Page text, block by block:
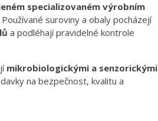
specializovaném výrobním
Používané suroviny a obaly pocházejí
a podléhají pravidelné kontrole
mikrobiologickými a senzorickými
na bezpečnost, kvalitu a